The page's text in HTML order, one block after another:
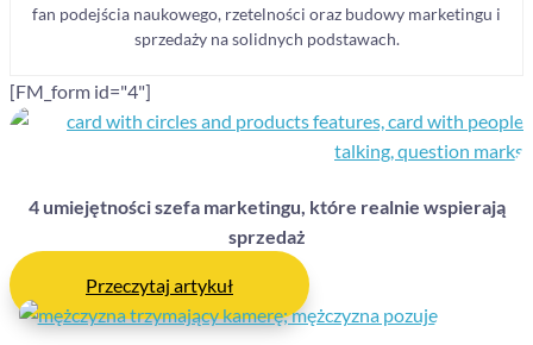
fan podejścia naukowego, rzetelności oraz budowy marketingu i
sprzedaży na solidnych podstawach.
[FM_form id="4"]
4 umiejętności szefa marketingu, które realnie wspierają
sprzedaż
Przeczytaj artykuł